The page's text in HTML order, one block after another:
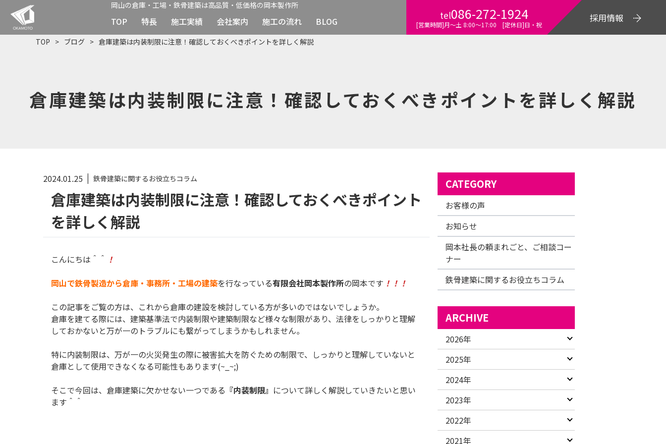
岡山の倉庫・工場・鉄骨建築は高品質・低価格の岡本製作所
TOP 特長 施工実績 会社案内 施工の流れ BLOG
tel086-272-1924
[営業時間]月～土 8:00〜17:00 [定休日]日・祝
採用情報
TOP ブログ 倉庫建築は内装制限に注意！確認しておくべきポイントを詳しく解説
倉庫建築は内装制限に注意！確認しておくべきポイントを詳しく解説
2024.01.25 鉄骨建築に関するお役立ちコラム
倉庫建築は内装制限に注意！確認しておくべきポイント
を詳しく解説
こんにちは＾＾ ！
岡山で鉄骨製造から倉庫・事務所・工場の建築を行なっている有限会社岡本製作所の岡本です ！！！
この記事をご覧の方は、これから倉庫の建設を検討している方が多いのではないでしょうか。
倉庫を建てる際には、建築基準法で内装制限や建築制限など様々な制限があり、法律をしっかりと理解
しておかないと万が一のトラブルにも繋がってしまうかもしれません。
特に内装制限は、万が一の火災発生の際に被害拡大を防ぐための制限で、しっかりと理解していないと
倉庫として使用できなくなる可能性もあります(~_~;)
そこで今回は、倉庫建築に欠かせない一つである 『内装制限』 について詳しく解説していきたいと思い
ます＾＾
CATEGORY
お客様の声
お知らせ
岡本社長の頼まれごと、ご相談コー
ナー
鉄骨建築に関するお役立ちコラム
ARCHIVE
2026年
2025年
2024年
2023年
2022年
2021年